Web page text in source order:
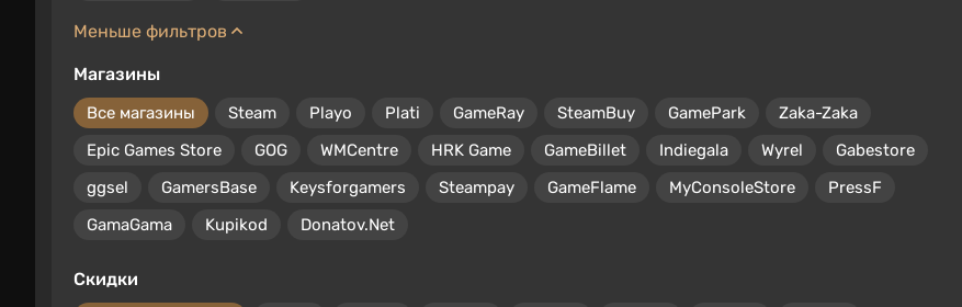
Меньше фильтров
Магазины
Все магазины Steam Playo Plati GameRay SteamBuy GamePark
Zaka-Zaka
Epic Games Store
GOG WMCentre HRK Game GameBillet Indiegala Wyrel
Gabestore
ggsel
GamersBase Keysforgamers Steampay GameFlame MyConsoleStore
PressF
GamaGama
Kupikod Donatov.Net
Скидки